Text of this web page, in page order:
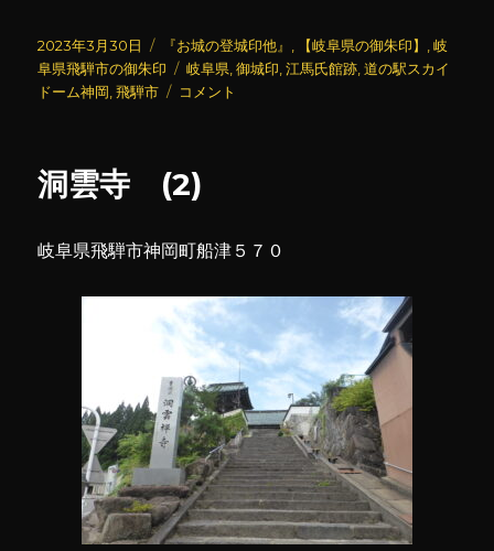
投
稿
日:
2023年3月30日
カ
テ
ゴ
『お城の登城印他』 【岐阜県の御朱印】 ,岐
阜県飛騨市の御朱印
タ
グ
岐阜県 ,御城印 ,江馬氏館跡 ,道の駅スカイ
ドーム神岡 ,飛騨市
江
跡
に
コメント
洞雲寺 (2)
岐阜県飛騨市神岡町船津５７０